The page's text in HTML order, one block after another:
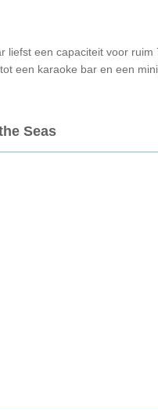
liefst een capaciteit voor
een karaoke bar en een
Seas